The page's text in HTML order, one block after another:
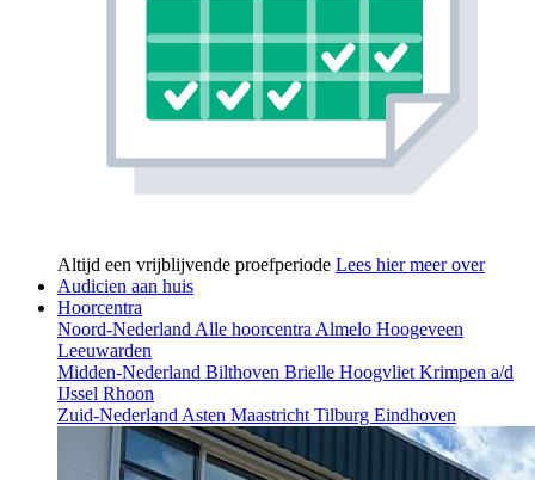
Altijd een vrijblijvende proefperiode Lees hier meer over
Audicien aan huis
Hoorcentra
Noord-NederlandAlle hoorcentraAlmelo Hoogeveen
Leeuwarden
Midden-Nederland Bilthoven Brielle HoogvlietKrimpen a/d
IJssel Rhoon
Zuid-NederlandAsten MaastrichtTilburg Eindhoven